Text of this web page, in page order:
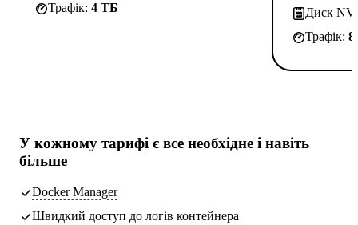
Трафік: 4 TБ
Диск
Трафік:
У кожному тарифі є все необхідне і навіть
більше
Docker Manager
Швидкий доступ до логів контейнера